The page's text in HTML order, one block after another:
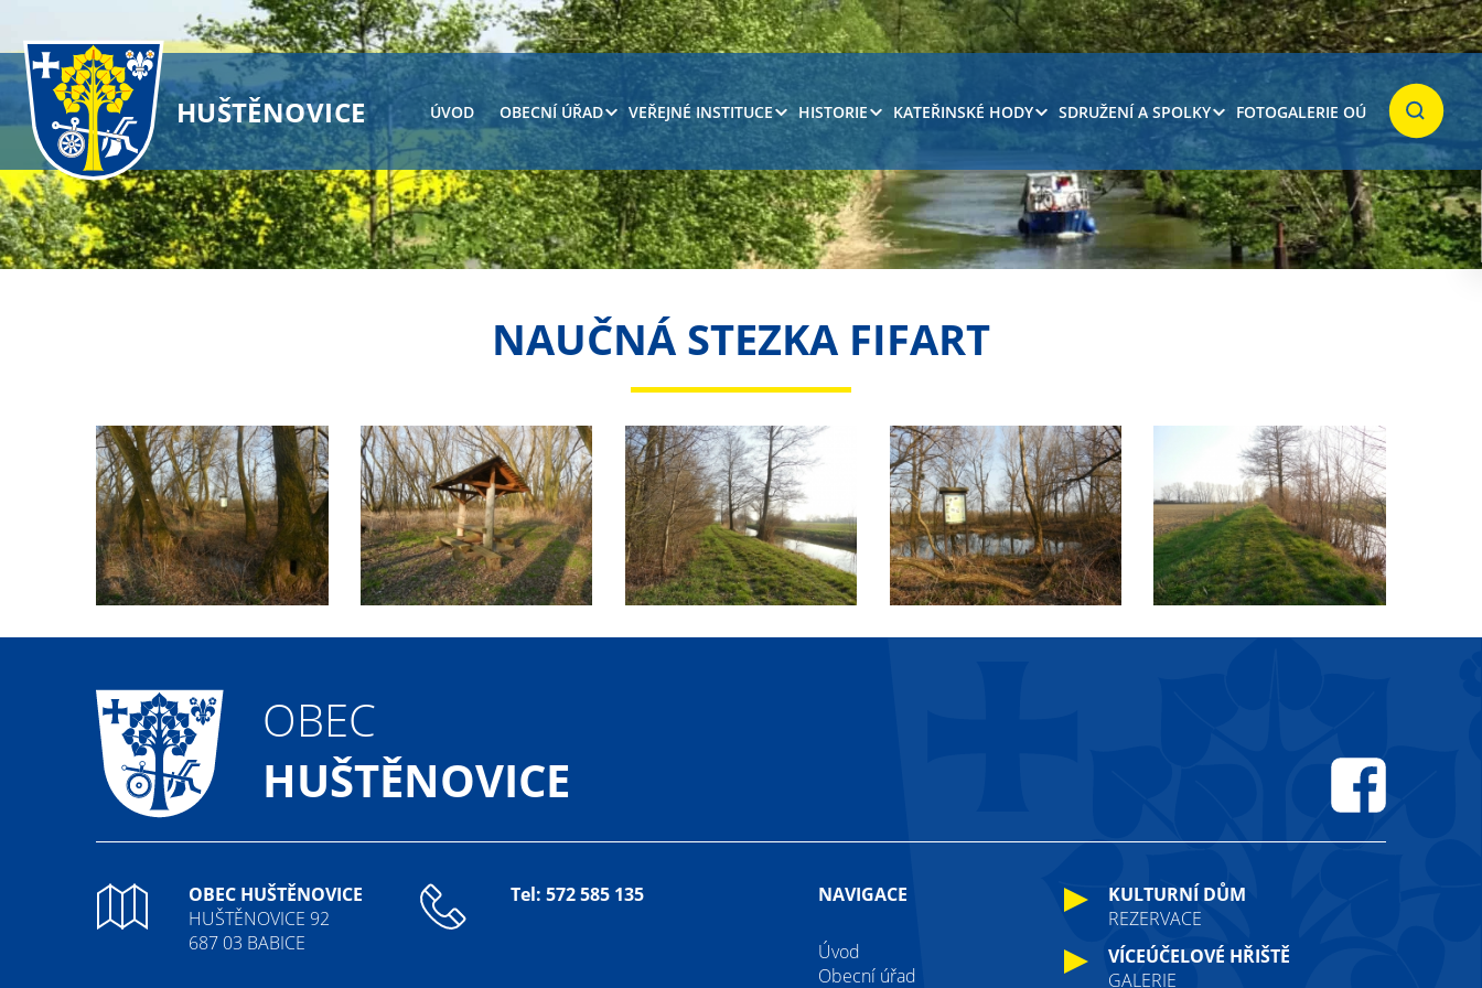
HUŠTĚNOVICE ÚVOD OBECNÍ ÚŘAD VEŘEJNÉ INSTITUCE HISTORIE KATEŘINSKÉ HODY SDRUŽENÍ A SPOLKY FOTOGALERIE OÚ
Hledat
NAUČNÁ STEZKA FIFART
OBEC
HUŠTĚNOVICE
OBEC HUŠTĚNOVICE
HUŠTĚNOVICE 92
687 03 BABICE
Tel: 572 585 135 NAVIGACE
Úvod
Obecní úřad
KULTURNÍ DŮM
REZERVACE
VÍCEÚČELOVÉ HŘIŠTĚ
GALERIE